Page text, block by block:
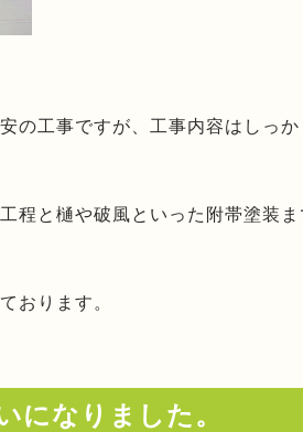
の工事ですが、工事内容はしっ
程と樋や破風といった附帯塗装
おります。
になりました。